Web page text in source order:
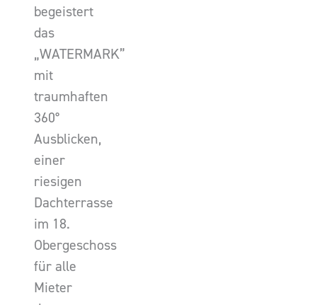
begeistert
das
„WATERMARK”
mit
traumhaften
360°
Ausblicken,
einer
riesigen
Dachterrasse
im 18.
Obergeschoss
für alle
Mieter